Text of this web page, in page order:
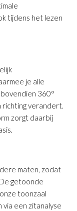
tijdens het lezen
je alle
360°
richting verandert.
zorgt daarbij
maten, zodat
getoonde
toonzaal
via een zitanalyse
aan